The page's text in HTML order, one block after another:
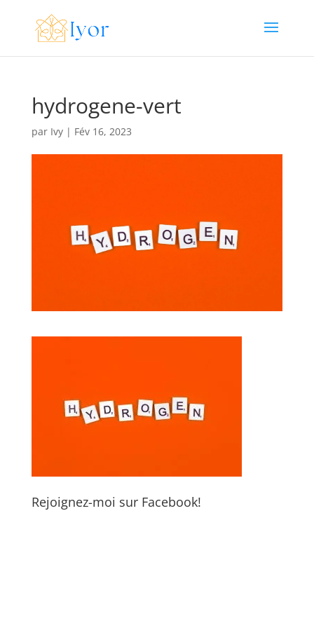
hydrogene-vert
par Ivy| Fév 16, 2023
Rejoignez-moi sur Facebook!